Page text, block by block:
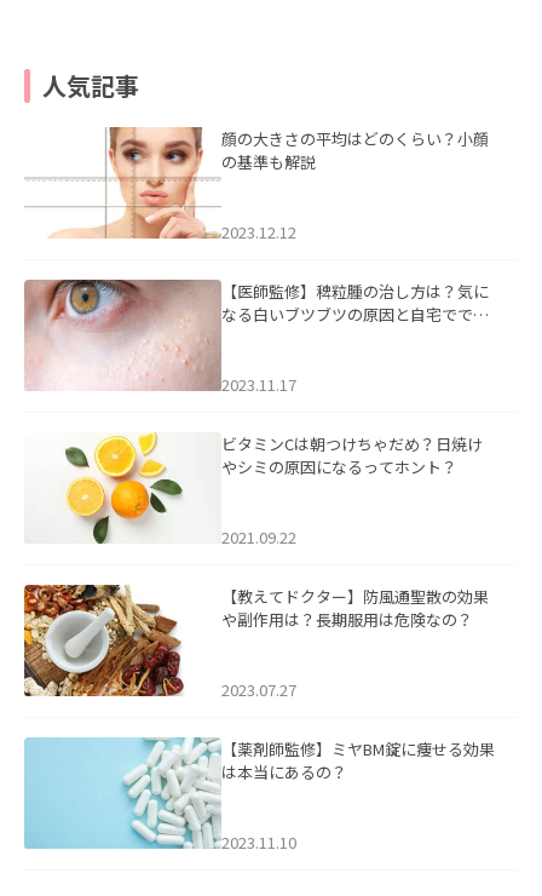
人気記事
顔の大きさの平均はどのくらい？小顔
の基準も解説
2023.12.12
【医師監修】稗粒腫の治し方は？気に
なる白いブツブツの原因と自宅ででき
2023.11.17
ビタミンCは朝つけちゃだめ？日焼け
やシミの原因になるってホント？
2021.09.22
【教えてドクター】防風通聖散の効果
や副作用は？長期服用は危険なの？
2023.07.27
【薬剤師監修】ミヤBM錠に痩せる効果
は本当にあるの？
2023.11.10